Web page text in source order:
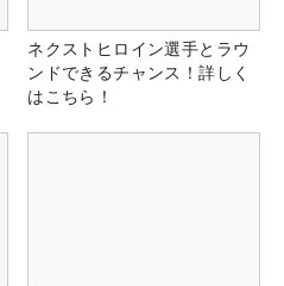
ネクストヒロイン選手とラウ
ンドできるチャンス！詳しく
はこちら！